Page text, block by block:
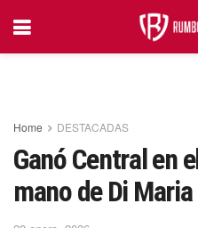
Home DESTACADAS
Ganó Central en
mano de Di Maria